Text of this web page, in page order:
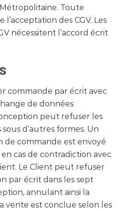
Toute
des CGV. Les
nécessitent l’accord écrit
commande par écrit avec
de données
peut refuser les
d’autres formes. Un
de commande est envoyé
cas de contradiction avec
Le Client peut refuser
par écrit dans les sept
annulant ainsi la
vente est conclue selon les